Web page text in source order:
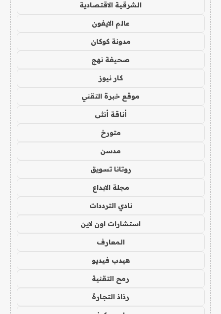
الشرقية الاقتصادية
عالم الايفون
مدونة كوكان
صحيفة نهج
كار نيوز
موقع خبرة التقني
أناقة أنثى
متورخ
مدسن
روتانا تسويق
مجلة الابداع
نادي الترددات
استشارات اون لاين
المعارف
هيدب فيديو
رمح التقنية
رذاذ التجارة